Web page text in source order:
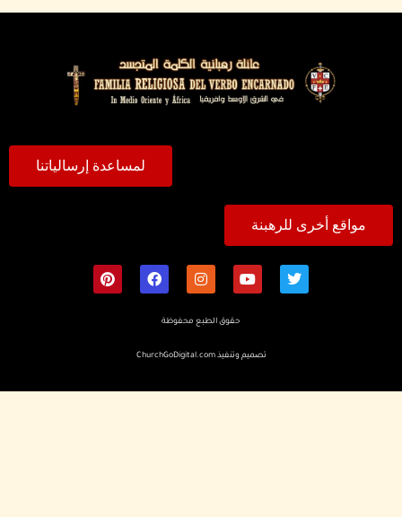
لمساعدة إرسالياتنا
مواقع أخرى للرهبنة
حقوق الطبع محفوظة
تصميم وتنفيذChurchGoDigital.com